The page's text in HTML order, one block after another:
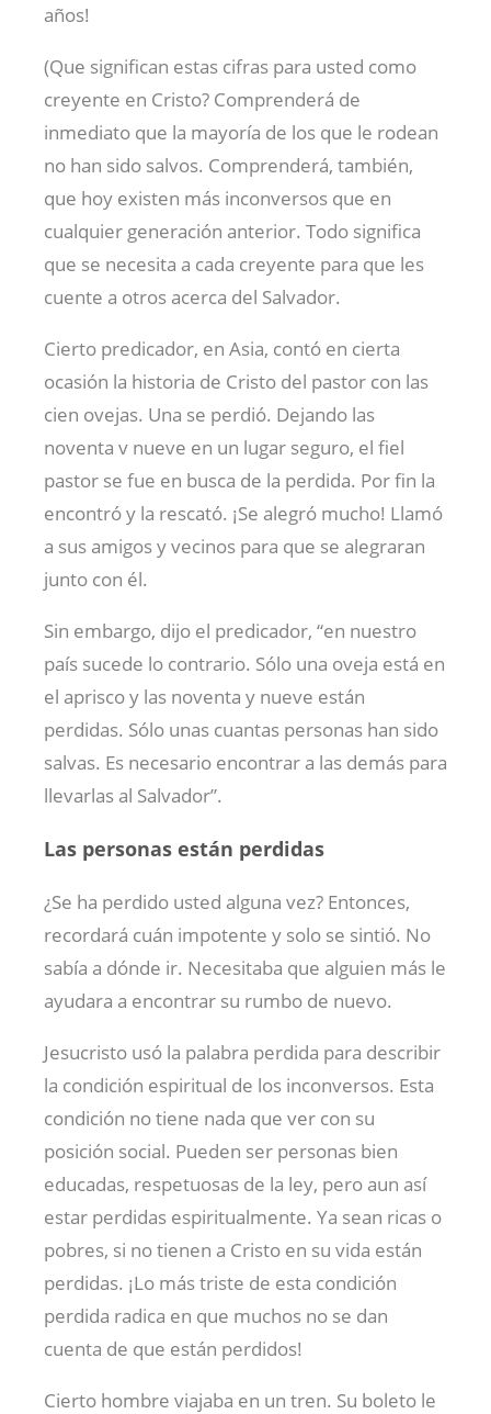
años!
(Que significan estas cifras para usted como
creyente en Cristo? Comprenderá de
inmediato que la mayoría de los que le rodean
no han sido salvos. Comprenderá, también,
que hoy existen más inconversos que en
cualquier generación anterior. Todo significa
que se necesita a cada creyente para que les
cuente a otros acerca del Salvador.
Cierto predicador, en Asia, contó en cierta
ocasión la historia de Cristo del pastor con las
cien ovejas. Una se perdió. Dejando las
noventa v nueve en un lugar seguro, el fiel
pastor se fue en busca de la perdida. Por fin la
encontró y la rescató. ¡Se alegró mucho! Llamó
a sus amigos y vecinos para que se alegraran
junto con él.
Sin embargo, dijo el predicador, “en nuestro
país sucede lo contrario. Sólo una oveja está en
el aprisco y las noventa y nueve están
perdidas. Sólo unas cuantas personas han sido
salvas. Es necesario encontrar a las demás para
llevarlas al Salvador”.
Las personas están perdidas
¿Se ha perdido usted alguna vez? Entonces,
recordará cuán impotente y solo se sintió. No
sabía a dónde ir. Necesitaba que alguien más le
ayudara a encontrar su rumbo de nuevo.
Jesucristo usó la palabra perdida para describir
la condición espiritual de los inconversos. Esta
condición no tiene nada que ver con su
posición social. Pueden ser personas bien
educadas, respetuosas de la ley, pero aun así
estar perdidas espiritualmente. Ya sean ricas o
pobres, si no tienen a Cristo en su vida están
perdidas. ¡Lo más triste de esta condición
perdida radica en que muchos no se dan
cuenta de que están perdidos!
Cierto hombre viajaba en un tren. Su boleto le